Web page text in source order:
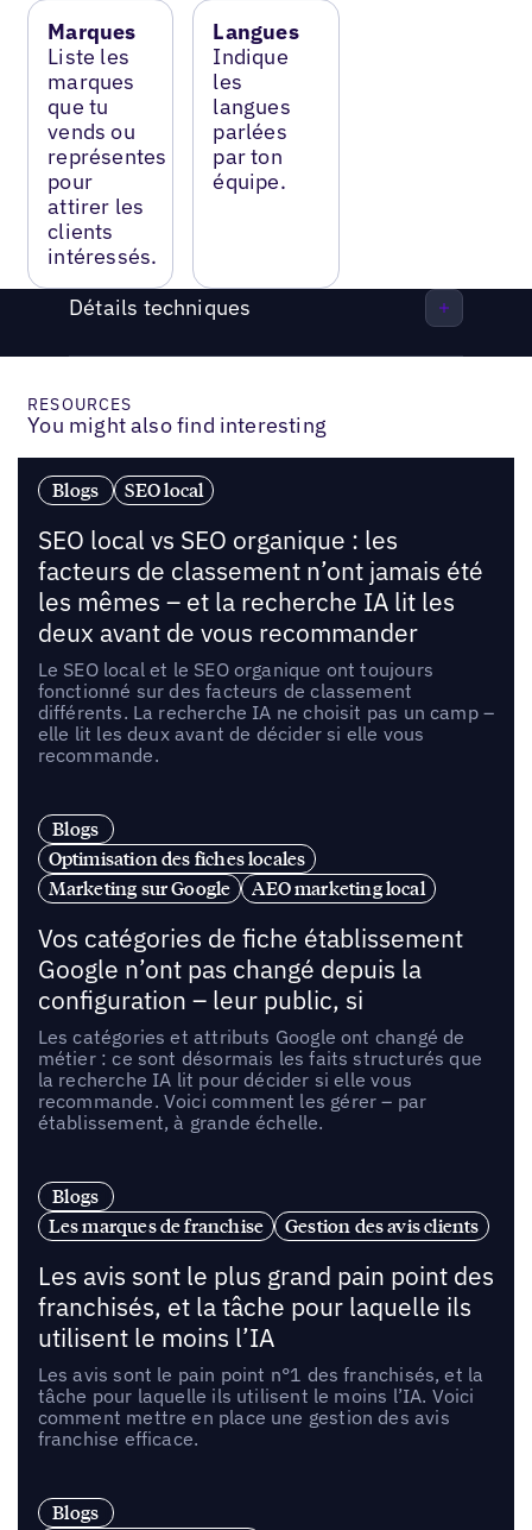
Marques
Liste les
marques
que tu
vends ou
représentes
pour
attirer les
clients
intéressés.
Langues
Indique
les
langues
parlées
par ton
équipe.
Détails techniques
RESOURCES
You might also find interesting
Blogs SEO local
SEO local vs SEO organique : les
facteurs de classement n’ont jamais été
les mêmes – et la recherche IA lit les
deux avant de vous recommander
Le SEO local et le SEO organique ont toujours
fonctionné sur des facteurs de classement
différents. La recherche IA ne choisit pas un camp –
elle lit les deux avant de décider si elle vous
recommande.
Blogs
Optimisation des fiches locales
Marketing sur Google
AEO marketing local
Vos catégories de fiche établissement
Google n’ont pas changé depuis la
configuration – leur public, si
Les catégories et attributs Google ont changé de
métier : ce sont désormais les faits structurés que
la recherche IA lit pour décider si elle vous
recommande. Voici comment les gérer – par
établissement, à grande échelle.
Blogs
Les marques de franchise
Gestion des avis clients
Les avis sont le plus grand pain point des
franchisés, et la tâche pour laquelle ils
utilisent le moins l’IA
Les avis sont le pain point n°1 des franchisés, et la
tâche pour laquelle ils utilisent le moins l’IA. Voici
comment mettre en place une gestion des avis
franchise efficace.
Blogs